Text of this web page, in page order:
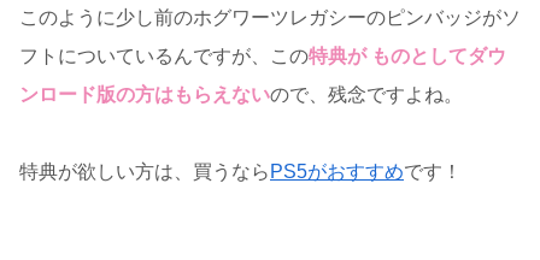
このように少し前のホグワーツレガシーのピンバッジがソ
フトについているんですが、この特典が ものとしてダウ
ンロード版の方はもらえないので、残念ですよね。
特典が欲しい方は、買うなら PS5がおすすめです！